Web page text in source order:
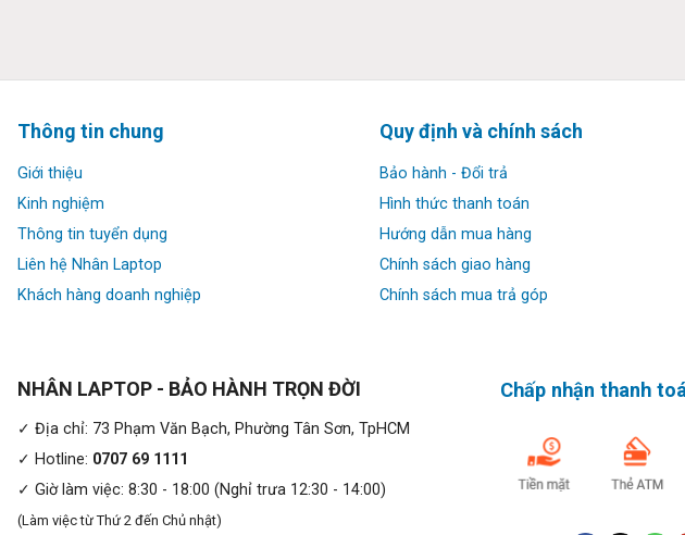
thể dễ dàng bỏ vào balo hay túi xách để mang theo khi đi học hoặc đi làm.
Thông tin chung
Giới thiệu
Kinh nghiệm
Thông tin tuyển dụng
Liên hệ Nhân Laptop
Khách hàng doanh nghiệp
Quy định và chính sách
Bảo hành - Đổi trả
Hình thức thanh toán
Hướng dẫn mua hàng
Chính sách giao hàng
Chính sách mua trả góp
NHÂN LAPTOP - BẢO HÀNH TRỌN ĐỜI
✓ Địa chỉ: 73 Phạm Văn Bạch, Phường Tân Sơn, TpHCM
✓ Hotline: 0707 69 1111
✓ Giờ làm việc: 8:30 - 18:00 (Nghỉ trưa 12:30 - 14:00)
(Làm việc từ Thứ 2 đến Chủ nhật)
Chấp nhận thanh